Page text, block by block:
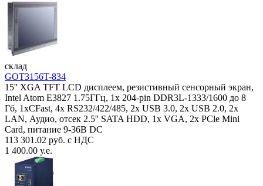
склад
GOT3156T-834
15'' XGA TFT LCD дисплеем, резистивный сенсорный экран,
Intel Atom E3827 1.75ГГц, 1x 204-pin DDR3L-1333/1600 до 8
Гб, 1xCFast, 4x RS232/422/485, 2x USB 3.0, 2x USB 2.0, 2x
LAN, Аудио, отсек 2.5'' SATA HDD, 1x VGA, 2x PCle Mini
Card, питание 9-36В DC
113 301.02 руб. с НДС
1 400.00 у.е.